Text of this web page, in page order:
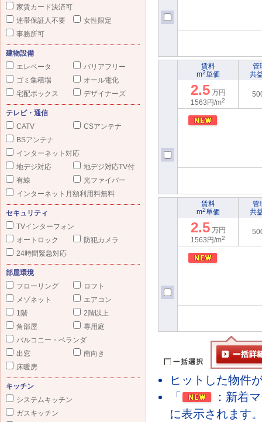
家賃カード決済可
連帯保証人不要
女性限定
事務所可
建物設備
エレベータ
バリアフリー
ゴミ集積場
オール電化
宅配ボックス
デザイナーズ
テレビ・通信
CATV
CSアンテナ
BSアンテナ
インターネット対応
地デジ対応
地デジ対応TV付
有線
光ファイバー
インターネット月額利用料無料
セキュリティ
TVインターフォン
オートロック
防犯カメラ
24時間緊急対応
部屋環境
フローリング
ロフト
メゾネット
エアコン
1階
2階以上
角部屋
専用庭
バルコニー・ベランダ
出窓
南向き
床暖房
キッチン
システムキッチン
ガスキッチン
賃料
m2単価
管
共
2.5 万円
1563円/m2
賃料
m2単価
管
共
2.5 万円
1563円/m2
ヒットした物件
「
：新着
に表示されます